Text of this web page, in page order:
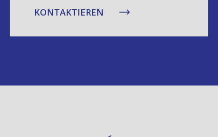
KONTAKTIEREN